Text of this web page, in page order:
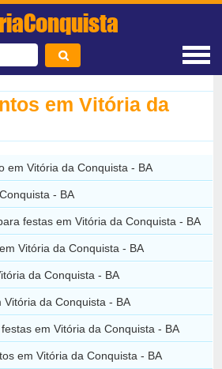
em Vitória da
em Vitória da Conquista - BA
- BA
festas em Vitória da Conquista - BA
Vitória da Conquista - BA
da Conquista - BA
da Conquista - BA
em Vitória da Conquista - BA
em Vitória da Conquista - BA